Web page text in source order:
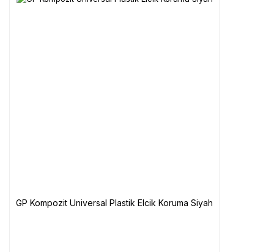
GP Kompozit Universal Plastik Elcik Koruma Siyah